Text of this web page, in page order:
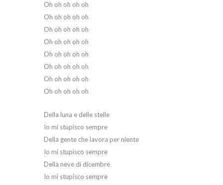
Oh oh oh oh oh
Oh oh oh oh oh
Oh oh oh oh oh
Oh oh oh oh oh
Oh oh oh oh oh
Oh oh oh oh oh
Oh oh oh oh oh
Oh oh oh oh oh
Della luna e delle stelle
Io mi stupisco sempre
Della gente che lavora per niente
Io mi stupisco sempre
Della neve di dicembre
Io mi stupisco sempre